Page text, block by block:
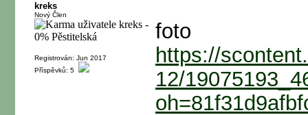
kreks
Nový Člen
Registrován: Jun 2017
Příspěvků: 5
foto
https://
12/